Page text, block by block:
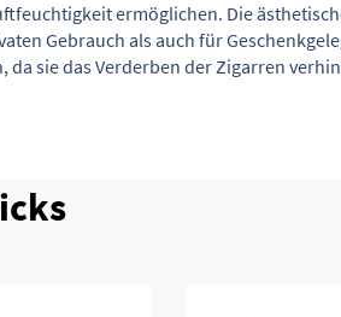
ermöglichen. Die
Gebrauch als auch für
sie das Verderben der Zigarren